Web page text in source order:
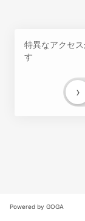
特異なアクセ
す
›
Powered by GOGA